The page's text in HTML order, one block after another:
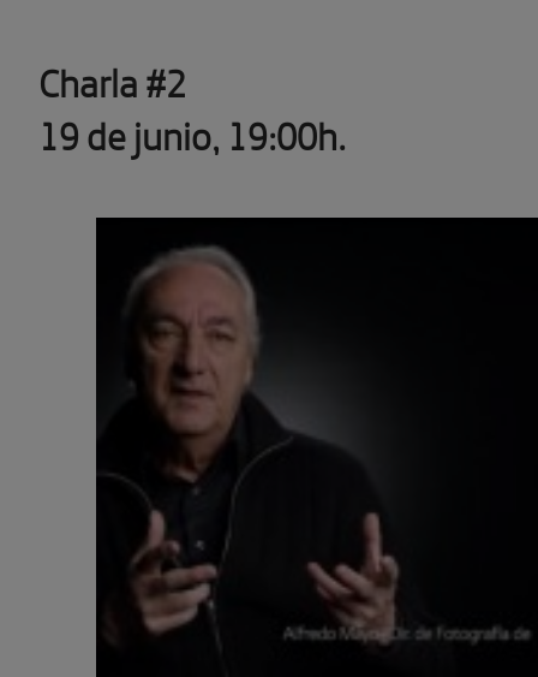
Charla #2
19 de junio, 19:00h.